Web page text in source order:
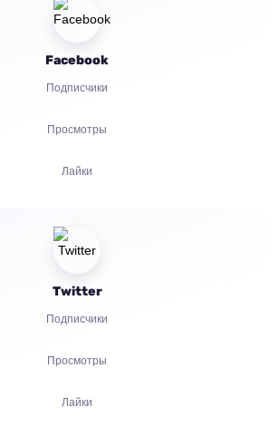
Facebook
Подписчики
Просмотры
Лайки
Реакции
Комментарии
Twitter
Подписчики
Просмотры
Лайки